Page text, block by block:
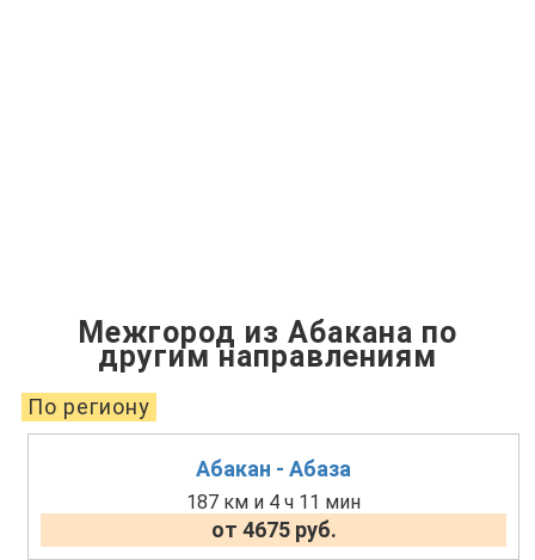
Межгород из Абакана по
другим направлениям
По региону
Абакан - Абаза
187 км и 4 ч 11 мин
от 4675 руб.